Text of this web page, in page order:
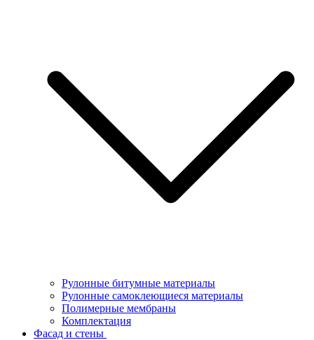
Рулонные битумные материалы
Рулонные самоклеющиеся материалы
Полимерные мембраны
Комплектация
Фасад и стены